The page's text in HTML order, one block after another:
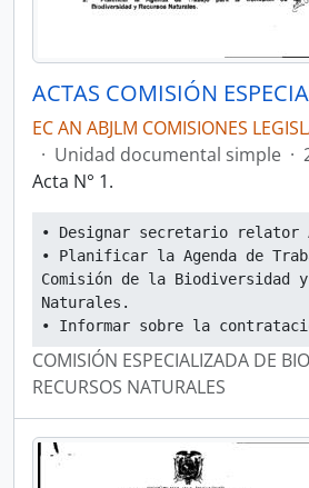
EC AN ABJLM COMISIONES
· Unidad documental simple ·
Acta N° 1.
• Designar secretario relator
• Planificar la Agenda de
Comisión de la Biodiversidad y
Naturales.
• Informar sobre la
COMISIÓN ESPECIALIZADA DE
RECURSOS NATURALES